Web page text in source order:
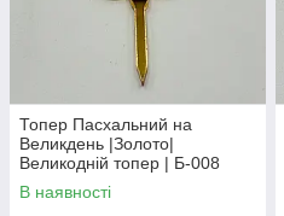
Топер Пасхальний на
Великдень |Золото|
Великодній топер | Б-008
В наявності